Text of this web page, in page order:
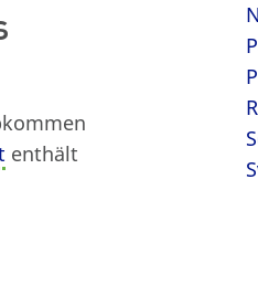
enthält